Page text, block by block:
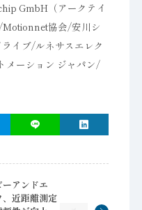
GmbH（アークテイ
協会/安川シ
イブ/ルネサスエレク
メーション ジャパン/
ーアンドエ
、近距離測定